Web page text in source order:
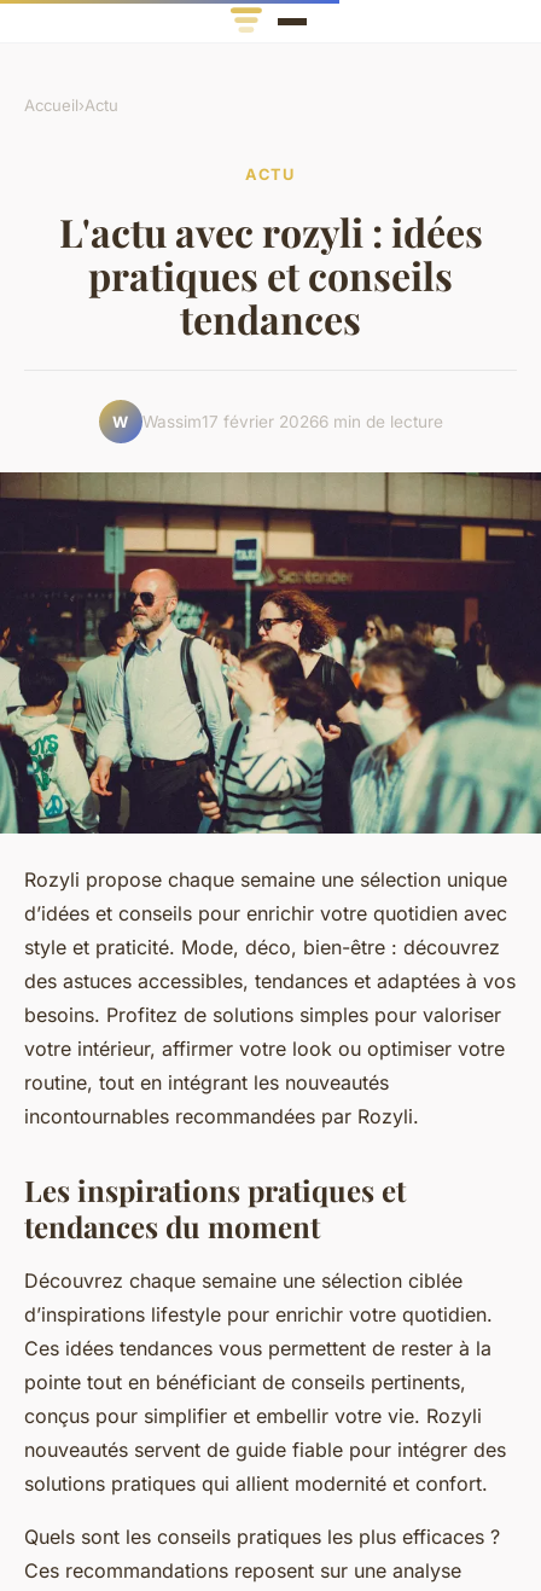
Accueil›Actu
ACTU
L'actu avec rozyli : idées
pratiques et conseils
tendances
W Wassim17 février 20266 min de lecture
Rozyli propose chaque semaine une sélection unique
d’idées et conseils pour enrichir votre quotidien avec
style et praticité. Mode, déco, bien-être : découvrez
des astuces accessibles, tendances et adaptées à vos
besoins. Profitez de solutions simples pour valoriser
votre intérieur, affirmer votre look ou optimiser votre
routine, tout en intégrant les nouveautés
incontournables recommandées par Rozyli.
Les inspirations pratiques et
tendances du moment
Découvrez chaque semaine une sélection ciblée
d’inspirations lifestyle pour enrichir votre quotidien.
Ces idées tendances vous permettent de rester à la
pointe tout en bénéficiant de conseils pertinents,
conçus pour simplifier et embellir votre vie. Rozyli
nouveautés servent de guide fiable pour intégrer des
solutions pratiques qui allient modernité et confort.
Quels sont les conseils pratiques les plus efficaces ?
Ces recommandations reposent sur une analyse